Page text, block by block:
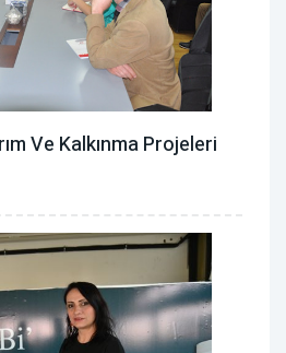
Ve Kalkınma Projeleri